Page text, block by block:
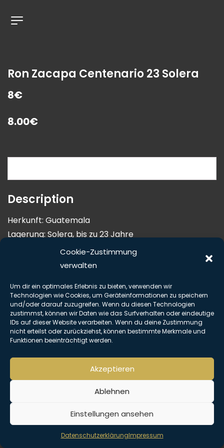
Cookie-Zustimmung
verwalten
Um dir ein optimales Erlebnis zu bieten, verwenden wir
Technologien wie Cookies, um Geräteinformationen zu speichern
und/oder darauf zuzugreifen. Wenn du diesen Technologien
zustimmst, können wir Daten wie das Surfverhalten oder eindeutige
IDs auf dieser Website verarbeiten. Wenn du deine Zustimmung
nicht erteilst oder zurückziehst, können bestimmte Merkmale und
Funktionen beeinträchtigt werden.
Akzeptieren
Ablehnen
Einstellungen ansehen
DatenschutzerklärungImpressum
Ron Zacapa Centenario 23 Solera
8€
8.00€
Description
Herkunft: Guatemala
Lagerung: Solera, bis zu 23 Jahre
Alkoholanteil: 40%
Beschreibung: Farbe: Pariser Rot
Karamell, Holz, Honig
Geschmack: weich, süß, Nougat, Karamell,
Trockenfrüchte, Schokolade,
Abgang: Lang, ölig, süß, Schokolade, Eiche
mit Farbstoff
Copyright © Alle Rechte vorbehalten. The Hemingway Club 2026 |
Impressum|